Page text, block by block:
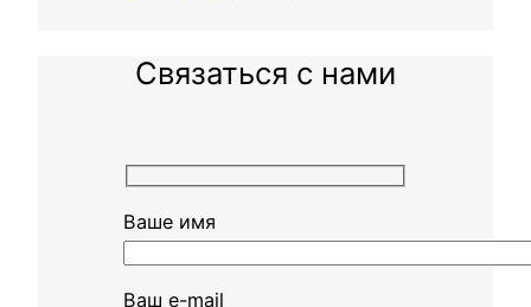
Связаться с нами
Ваше имя
Ваш e-mail